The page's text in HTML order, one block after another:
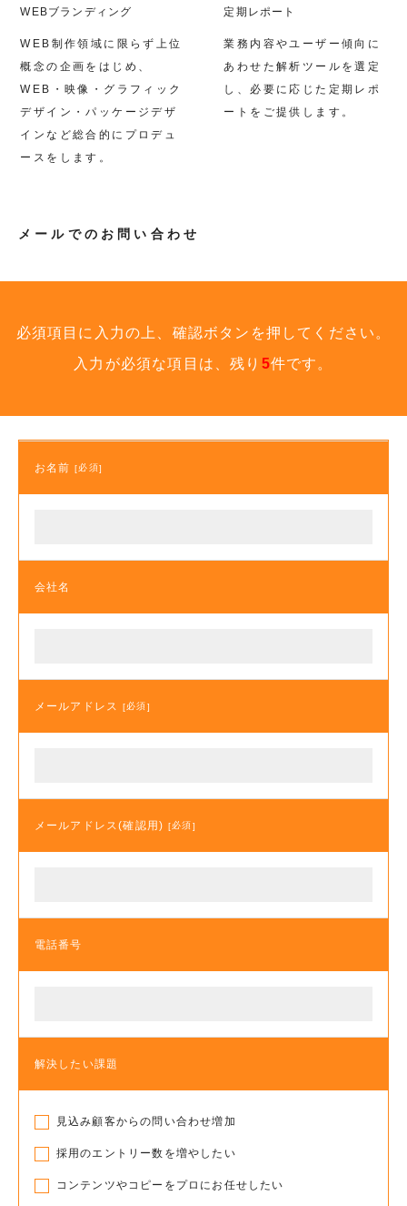
WEBブランディング
WEB制作領域に限らず上位
概念の企画をはじめ、
WEB・映像・グラフィック
デザイン・パッケージデザ
インなど総合的にプロデュ
ースをします。
定期レポート
業務内容やユーザー傾向に
あわせた解析ツールを選定
し、必要に応じた定期レポ
ートをご提供します。
メールでのお問い合わせ
必須項目に入力の上、確認ボタンを押してください。
入力が必須な項目は、残り 5件です。
お名前 必須
会社名
メールアドレス 必須
メールアドレス(確認用) 必須
電話番号
解決したい課題
見込み顧客からの問い合わせ増加
採用のエントリー数を増やしたい
コンテンツやコピーをプロにお任せしたい